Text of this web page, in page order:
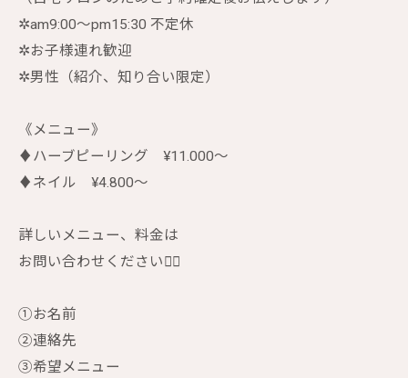
✲︎am9:00〜pm15:30 不定休
✲︎お子様連れ歓迎
✲︎男性（紹介、知り合い限定）
《メニュー》
♦︎ハーブピーリング ¥11.000〜
♦︎ネイル ¥4.800〜
詳しいメニュー、料金は
お問い合わせください🙇‍♀️
①お名前
②連絡先
③希望メニュー